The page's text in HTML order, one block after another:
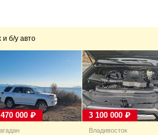
б/у авто
000 ₽
Владивосток
3 100 000 ₽